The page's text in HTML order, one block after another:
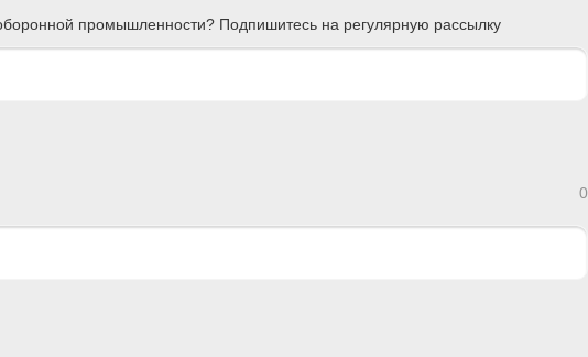
промышленности? Подпишитесь на регулярную рассылку
0